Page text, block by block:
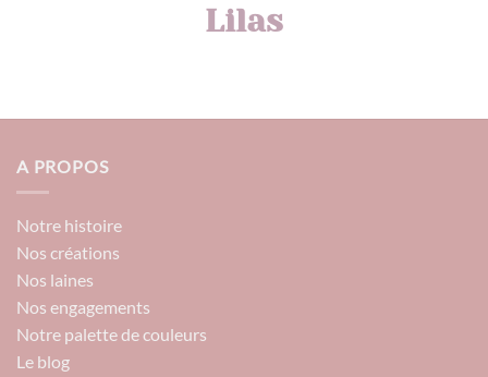
Lilas
A PROPOS
Notre histoire
Nos créations
Nos laines
Nos engagements
Notre palette de couleurs
Le blog